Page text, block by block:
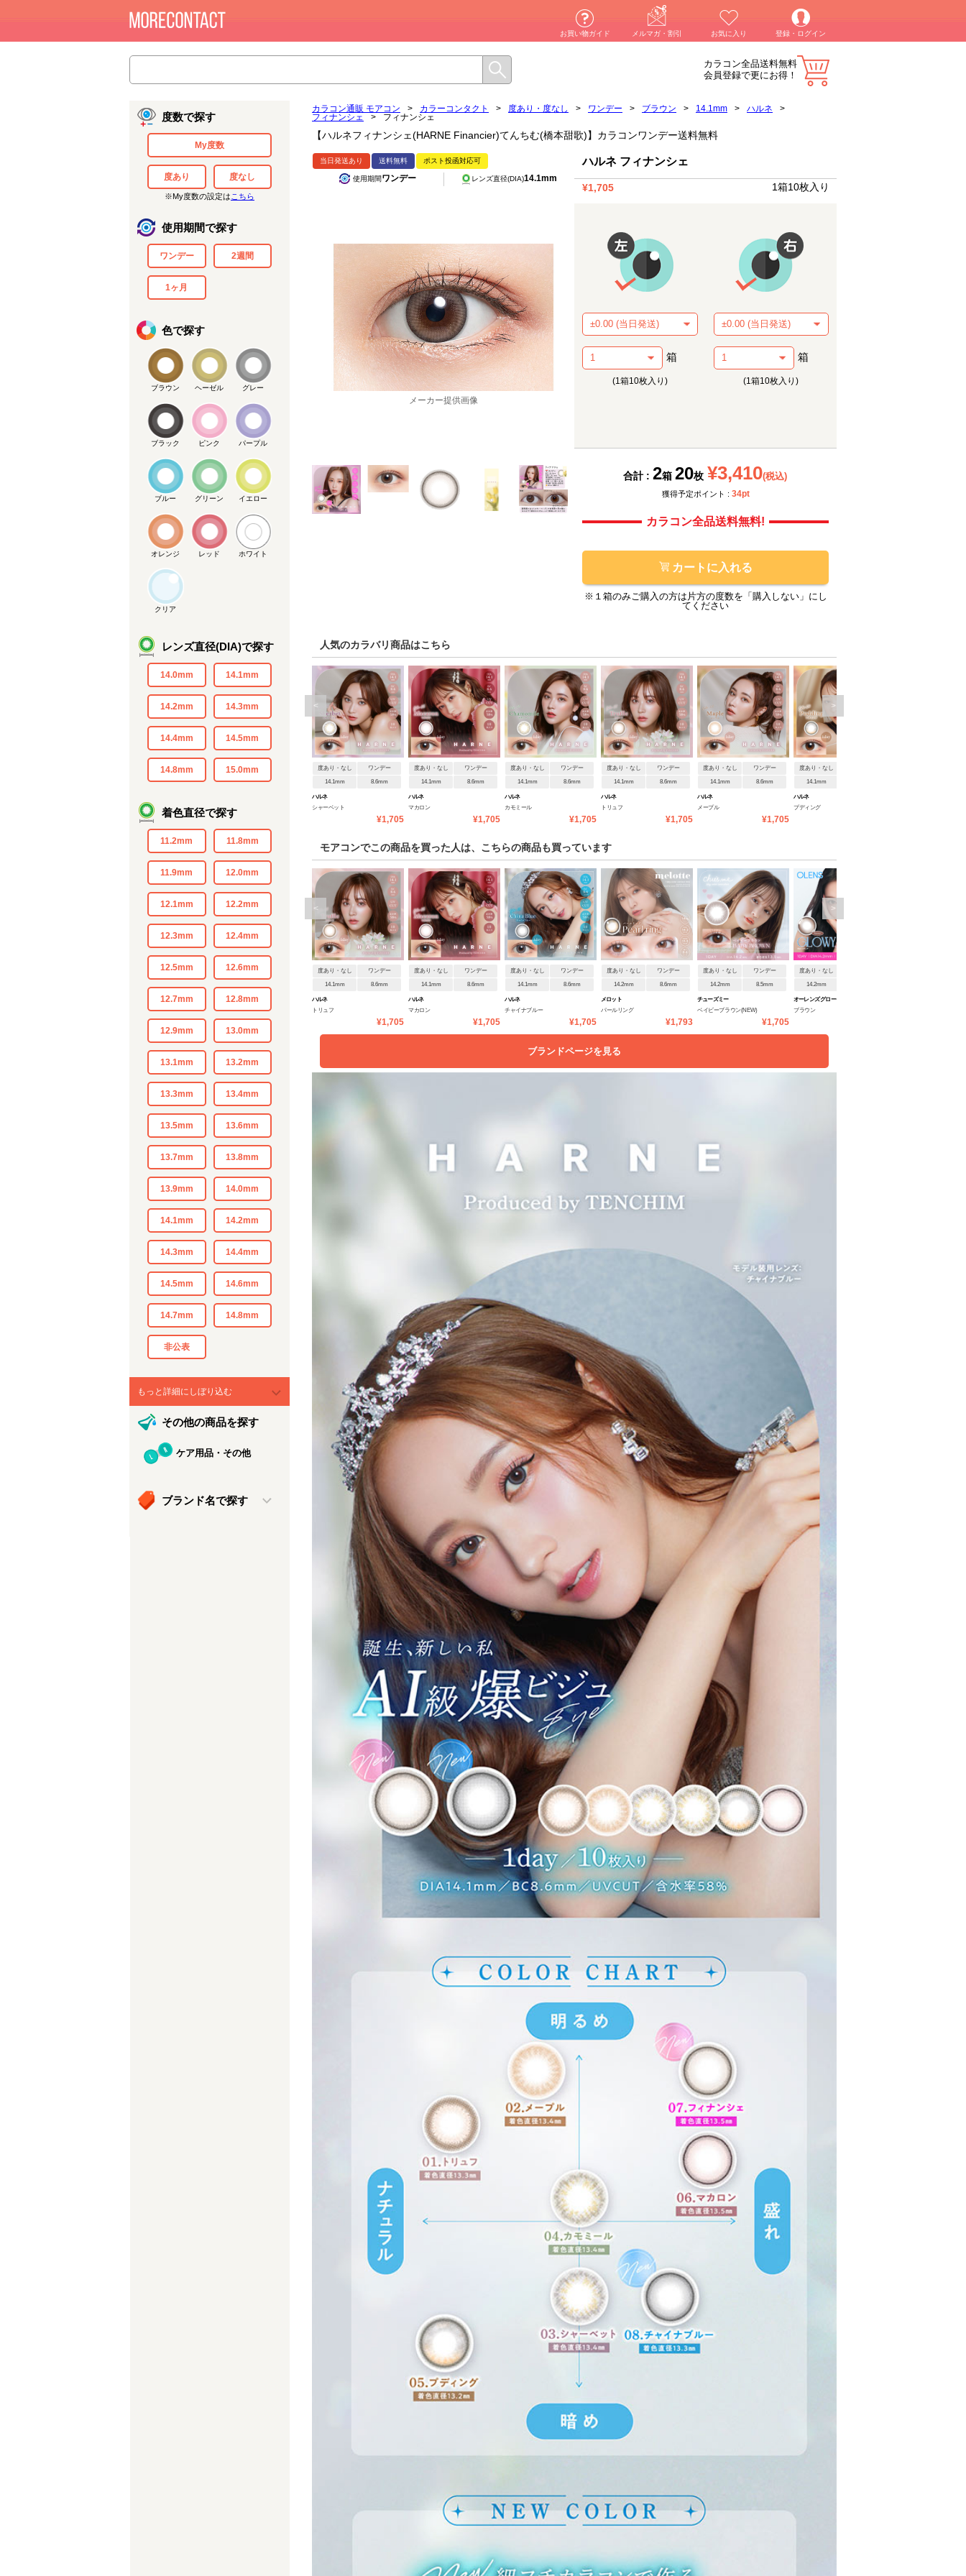
お買い物ガイド メルマガ・割引 お気に入り 登録・ログイン
カラコン全品送料無料
会員登録で更にお得！
度数で探す
My度数
度あり 度なし
※My度数の設定は こちら
使用期間で探す
ワンデー 2週間
1ヶ月
色で探す
ブラウン ヘーゼル グレー
ブラック ピンク パープル
ブルー グリーン イエロー
オレンジ レッド ホワイト
クリア
レンズ直径(DIA)で探す
14.0mm 14.1mm
14.2mm 14.3mm
14.4mm 14.5mm
14.8mm 15.0mm
着色直径で探す
11.2mm 11.8mm
11.9mm 12.0mm
12.1mm 12.2mm
12.3mm 12.4mm
12.5mm 12.6mm
12.7mm 12.8mm
12.9mm 13.0mm
13.1mm 13.2mm
13.3mm 13.4mm
13.5mm 13.6mm
13.7mm 13.8mm
13.9mm 14.0mm
14.1mm 14.2mm
14.3mm 14.4mm
14.5mm 14.6mm
14.7mm 14.8mm
非公表
もっと詳細にしぼり込む
その他の商品を探す
ケア用品・その他
ブランド名で探す
カラコン通販 モアコン > カラーコンタクト > 度あり・度なし > ワンデー > ブラウン > 14.1mm > ハルネ
>
フィナンシェ
> フィナンシェ
【ハルネフィナンシェ(HARNE Financier)てんちむ(橋本甜歌)】カラコンワンデー送料無料
当日発送あり 送料無料 ポスト投函対応可
使用期間ワンデー レンズ直径(DIA)14.1mm
メーカー提供画像
メーカー提供画像
ハルネ フィナンシェ
¥1,705 1箱10枚入り
箱
(1箱10枚入り)
箱
(1箱10枚入り)
合計 : 2箱 20枚 ¥3,410(税込)
獲得予定ポイント : 34pt
カラコン全品送料無料!
カートに入れる
※１箱のみご購入の方は片方の度数を「購入しない」にし
てください
人気のカラバリ商品はこちら
度あり・なし ワンデー
14.1mm 8.6mm
ハルネ
シャーベット
¥1,705
度あり・なし ワンデー
14.1mm 8.6mm
ハルネ
マカロン
¥1,705
度あり・なし ワンデー
14.1mm 8.6mm
ハルネ
カモミール
¥1,705
度あり・なし ワンデー
14.1mm 8.6mm
ハルネ
トリュフ
¥1,705
度あり・なし ワンデー
14.1mm 8.6mm
ハルネ
メープル
¥1,705
度あり・なし
14.1mm
ハルネ
プディング
< >
モアコンでこの商品を買った人は、こちらの商品も買っています
度あり・なし ワンデー
14.1mm 8.6mm
ハルネ
トリュフ
¥1,705
度あり・なし ワンデー
14.1mm 8.6mm
ハルネ
マカロン
¥1,705
度あり・なし ワンデー
14.1mm 8.6mm
ハルネ
チャイナブルー
¥1,705
度あり・なし ワンデー
14.2mm 8.6mm
メロット
パールリング
¥1,793
度あり・なし ワンデー
14.2mm 8.5mm
チューズミー
ベイビーブラウン(NEW)
¥1,705
度あり・なし
14.2mm
オーレンズ グローイティアワ
ブラウン
< >
ブランドページを見る